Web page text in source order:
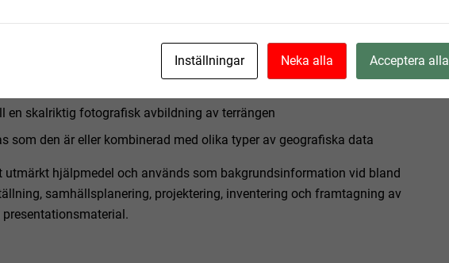
en skalriktig fotografisk avbildning av terrängen
som den är eller kombinerad med olika typer av geografiska data
utmärkt hjälpmedel och används som bakgrundsinformation vid bland
samhällsplanering, projektering, inventering och framtagning av
Inställningar Neka alla Acceptera alla